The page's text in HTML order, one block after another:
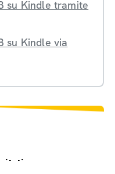
su Kindle tramite
su Kindle via